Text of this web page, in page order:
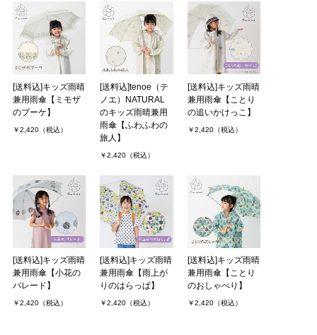
お友達の娘さんの入学祝いに購入しました。
お花の模様・優しい色合いがとてもかわいくて、自分でも欲しくな
るほどでした！
傘の留め具のところも一般的な傘のように金属が出ておらず、危な
くないようになっていて．．．
MORE
[送料込]キッズ雨晴
兼用雨傘【ミモザ
のブーケ】
￥2,420（税込）
[送料込]tenoe（テ
ノエ）NATURAL
のキッズ雨晴兼用
雨傘【ふわふわの
旅人】
￥2,420（税込）
[送料込]キッズ雨晴
兼用雨傘【ことり
の追いかけっこ】
￥2,420（税込）
[送料込]キッズ雨晴
兼用雨傘【小花の
パレード】
￥2,420（税込）
[送料込]キッズ雨晴
兼用雨傘【雨上が
りのはらっぱ】
￥2,420（税込）
[送料込]キッズ雨晴
兼用雨傘【ことり
のおしゃべり】
￥2,420（税込）